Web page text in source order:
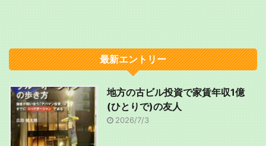
最新エントリー
地方の古ビル投資で家賃年収1億
(ひとりで)の友人
2026/7/3